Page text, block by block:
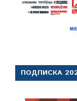
ПОДПИСКА